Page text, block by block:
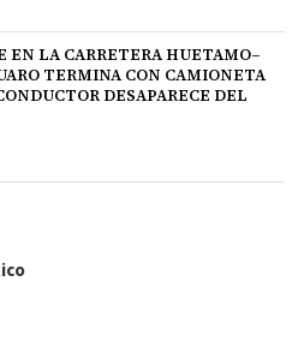
EN LA CARRETERA HUETAMO–
TERMINA CON CAMIONETA
DESAPARECE DEL